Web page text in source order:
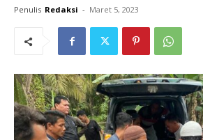
Penulis Redaksi - Maret 5, 2023